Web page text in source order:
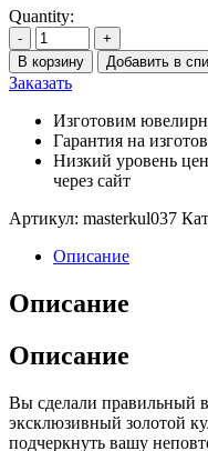
Quantity:
-
+
В корзину
Добавить в
Заказать
Изготовим
Гарантия на
Низкий уровень
через сайт
Артикул: masterkul037
Описание
Описание
Описание
Вы сделали правильный
эксклюзивный золотой
подчеркнуть вашу